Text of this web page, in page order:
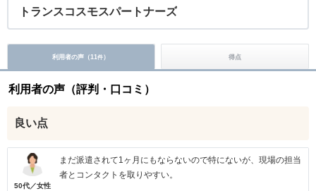
トランスコスモスパートナーズ
利用者の声（11件） 得点
利用者の声（評判・口コミ）
良い点
50代／女性
まだ派遣されて1ヶ月にもならないので特にないが、現場の担当
者とコンタクトを取りやすい。